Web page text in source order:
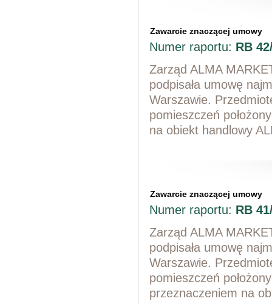
Zawarcie znaczącej umowy
Numer raportu: RB
Zarząd ALMA
podpisała umowę
Warszawie.
pomieszczeń
na obiekt handlowy
Zawarcie znaczącej umowy
Numer raportu: RB
Zarząd ALMA
podpisała umowę
Warszawie.
pomieszczeń
przeznaczeniem na